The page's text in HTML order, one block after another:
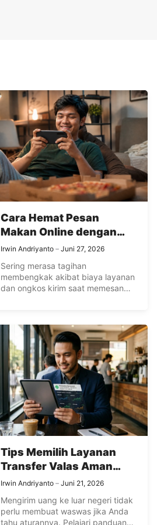
Cara Hemat Pesan
Makan Online dengan
Promo dan Voucher
Irwin Andriyanto Juni 27, 2026
Sering merasa tagihan
membengkak akibat biaya layanan
dan ongkos kirim saat memesan
voucher, dan trik membandingkan
harga antar aplikasi agar kantong
tetap aman.
Tips Memilih Layanan
Transfer Valas Aman
untuk Pemula
Irwin Andriyanto Juni 21, 2026
Mengirim uang ke luar negeri tidak
perlu membuat waswas jika Anda
tahu aturannya. Pelajari panduan